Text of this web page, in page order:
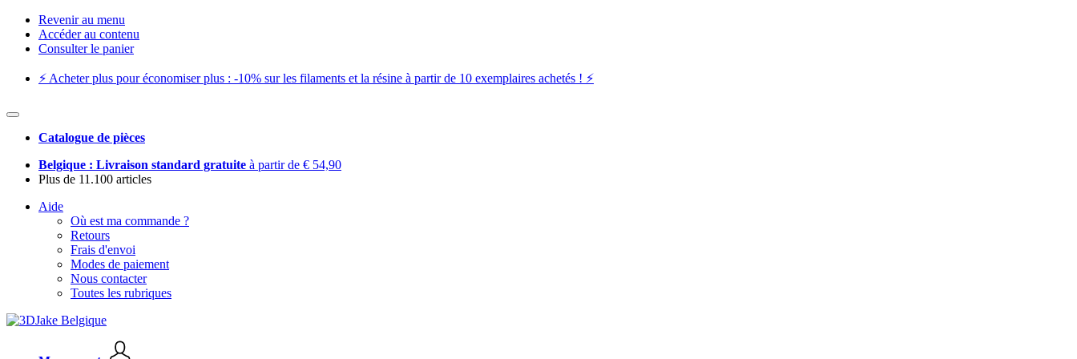
Revenir au menu
Accéder au contenu
Consulter le panier
⚡️ Acheter plus pour économiser plus : -10% sur les filaments et la résine à partir de 10 exemplaires achetés ! ⚡️
Catalogue de pièces
Belgique : Livraison standard gratuite à partir de € 54,90
Plus de 11.100 articles
Aide
Où est ma commande ?
Retours
Frais d'envoi
Modes de paiement
Nous contacter
Toutes les rubriques